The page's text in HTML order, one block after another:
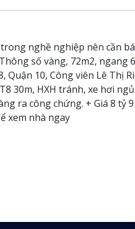
nghề nghiệp nên cần
số vàng, 72m2, ngang
Quận 10, Công viên Lê Thị
30m, HXH tránh, xe hơi
ra công chứng. + Giá 8 tỷ
xem nhà ngay